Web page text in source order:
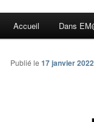
Accueil Dans
Publié le 17 janvier 2022